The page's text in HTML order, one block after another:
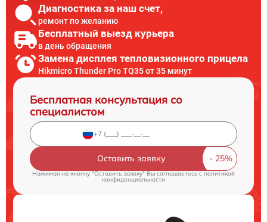
Диагностика за наш счет,
ремонт по желанию
Бесплатный выезд курьера
в день обращения
Замена дисплея тепловизионного прицела
Hikmicro Thunder Pro TQ35 от 35 минут
Бесплатная консультация со
специалистом
Оставить заявку
Нажимая на кнопку "Оставить заявку" Вы соглашаетесь cполитикой
конфиденциальности